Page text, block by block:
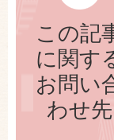
この記
に関す
お問い
わせ先